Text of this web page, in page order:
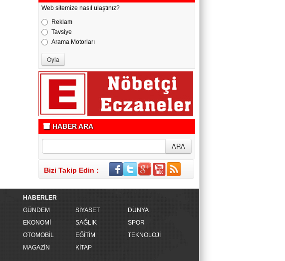
Web sitemize nasıl ulaştınız?
Reklam
Tavsiye
Arama Motorları
HABER ARA
Bizi Takip Edin :
HABERLER
GÜNDEM
SİYASET
DÜNYA
EKONOMİ
SAĞLIK
SPOR
OTOMOBİL
EĞİTİM
TEKNOLOJİ
MAGAZİN
KİTAP